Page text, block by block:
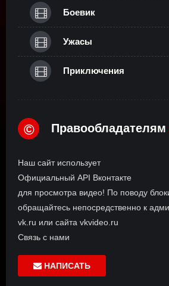
Боевик
Ужасы
Приключения
© Правообладателям
Наш сайт использует
Официальный API Вконтакте
для просмотра видео! По поводу
обращайтесь непосредственно к
vk.ru или сайта vkvideo.ru
Связь с нами
НАПИСАТЬ